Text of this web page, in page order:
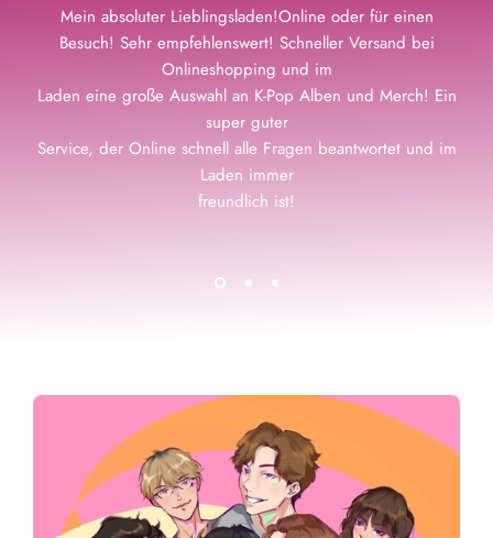
Mein absoluter Lieblingsladen!Online oder für einen
Besuch! Sehr empfehlenswert! Schneller Versand bei
Onlineshopping und im
Laden eine große Auswahl an K-Pop Alben und Merch! Ein
super guter
Service, der Online schnell alle Fragen beantwortet und im
Laden immer
freundlich ist!